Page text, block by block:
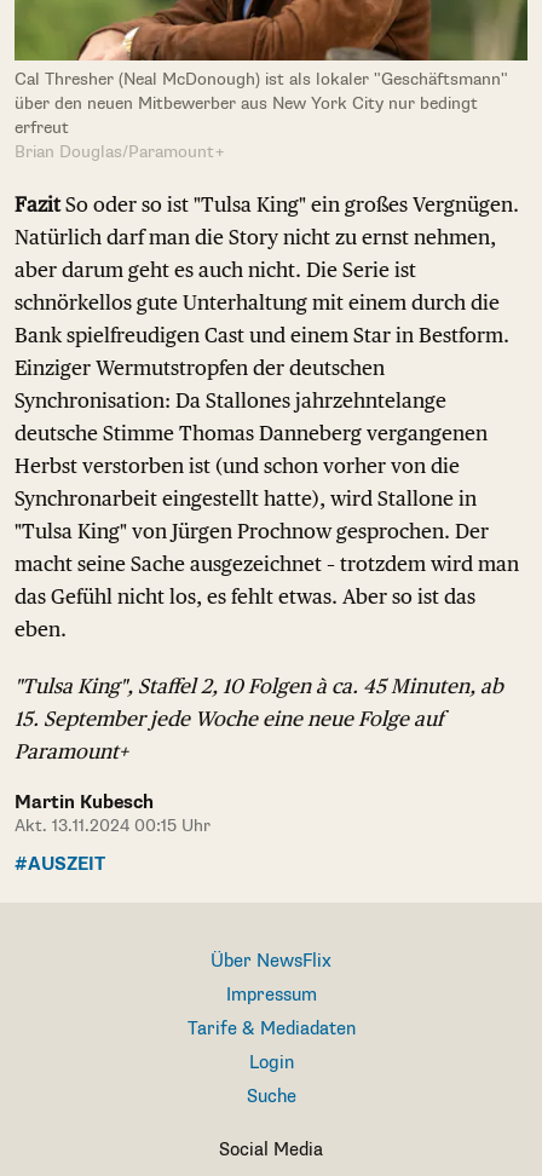
Cal Thresher (Neal McDonough) ist als lokaler "Geschäftsmann"
über den neuen Mitbewerber aus New York City nur bedingt
erfreut
Brian Douglas/Paramount+
FazitSo oder so ist "Tulsa King" ein großes Vergnügen.
Natürlich darf man die Story nicht zu ernst nehmen,
aber darum geht es auch nicht. Die Serie ist
schnörkellos gute Unterhaltung mit einem durch die
Bank spielfreudigen Cast und einem Star in Bestform.
Einziger Wermutstropfen der deutschen
Synchronisation: Da Stallones jahrzehntelange
deutsche Stimme Thomas Danneberg vergangenen
Herbst verstorben ist (und schon vorher von die
Synchronarbeit eingestellt hatte), wird Stallone in
"Tulsa King" von Jürgen Prochnow gesprochen. Der
macht seine Sache ausgezeichnet – trotzdem wird man
das Gefühl nicht los, es fehlt etwas. Aber so ist das
eben.
"Tulsa King", Staffel 2, 10 Folgen à ca. 45 Minuten, ab
15. September jede Woche eine neue Folge auf
Paramount+
Martin Kubesch
Akt. 13.11.2024 00:15 Uhr
#AUSZEIT
Über NewsFlix
Impressum
Tarife & Mediadaten
Login
Suche
Social Media